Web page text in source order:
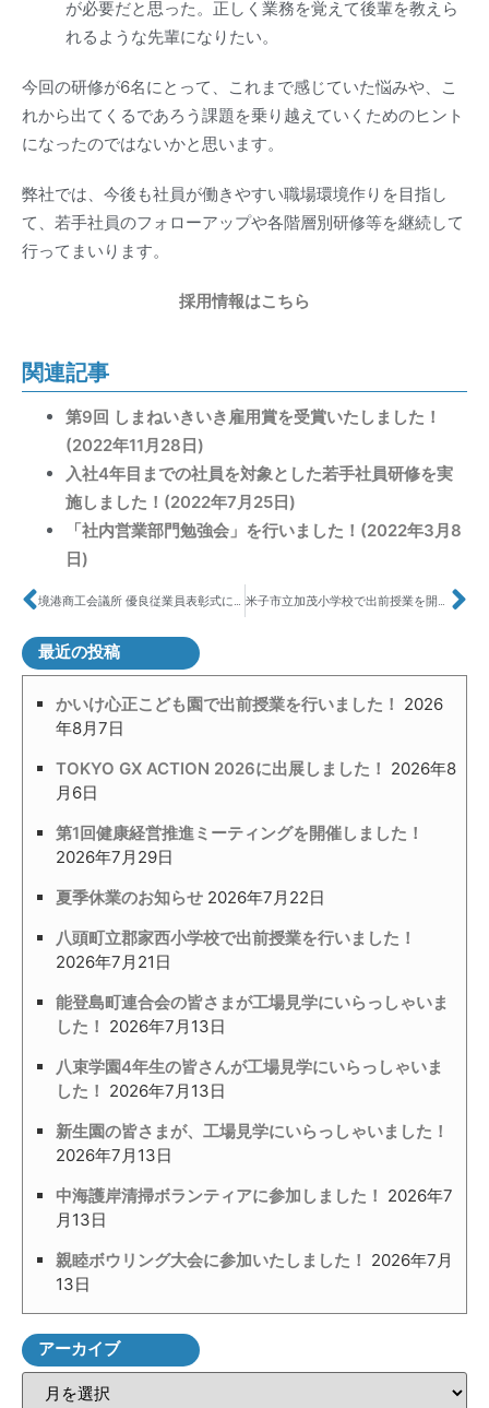
が必要だと思った。正しく業務を覚えて後輩を教えら
れるような先輩になりたい。
今回の研修が6名にとって、これまで感じていた悩みや、こ
れから出てくるであろう課題を乗り越えていくためのヒント
になったのではないかと思います。
弊社では、今後も社員が働きやすい職場環境作りを目指し
て、若手社員のフォローアップや各階層別研修等を継続して
行ってまいります。
採用情報はこちら
関連記事
第9回 しまねいきいき雇用賞を受賞いたしました！
(2022年11月28日)
入社4年目までの社員を対象とした若手社員研修を実
施しました！(2022年7月25日)
「社内営業部門勉強会」を行いました！(2022年3月8
日)
最近の投稿
かいけ心正こども園で出前授業を行いました！ 2026
年8月7日
TOKYO GX ACTION 2026に出展しました！ 2026年8
月6日
第1回健康経営推進ミーティングを開催しました！
2026年7月29日
夏季休業のお知らせ 2026年7月22日
八頭町立郡家西小学校で出前授業を行いました！
2026年7月21日
能登島町連合会の皆さまが工場見学にいらっしゃいま
した！ 2026年7月13日
八束学園4年生の皆さんが工場見学にいらっしゃいま
した！ 2026年7月13日
新生園の皆さまが、工場見学にいらっしゃいました！
2026年7月13日
中海護岸清掃ボランティアに参加しました！ 2026年7
月13日
親睦ボウリング大会に参加いたしました！ 2026年7月
13日
アーカイブ